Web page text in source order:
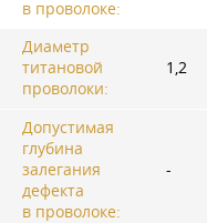
в проволоке:
Диаметр
титановой
проволоки:
1,2
Допустимая
глубина
залегания
дефекта
в проволоке:
-